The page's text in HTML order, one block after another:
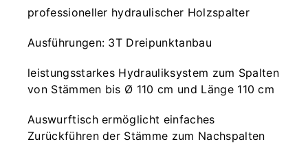
professioneller hydraulischer Holzspalter
Ausführungen: 3T Dreipunktanbau
leistungsstarkes Hydrauliksystem zum Spalten
von Stämmen bis Ø 110 cm und Länge 110 cm
Auswurftisch ermöglicht einfaches
Zurückführen der Stämme zum Nachspalten